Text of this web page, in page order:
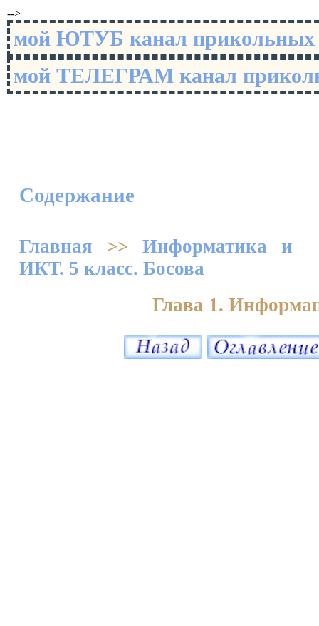
-->
мой ЮТУБ канал
мой ТЕЛЕГРАМ канал
Содержание
Главная >> Информатика и
ИКТ. 5 класс. Босова
Глава 1.